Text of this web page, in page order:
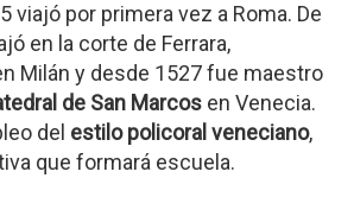
viajó por primera vez a Roma. De
en la corte de Ferrara,
Milán y desde 1527 fue maestro
de San Marcos en Venecia.
del estilo policoral veneciano,
que formará escuela.